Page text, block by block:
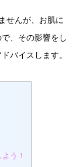
せんが、お肌に
、その影響をし
バイスします。
う！